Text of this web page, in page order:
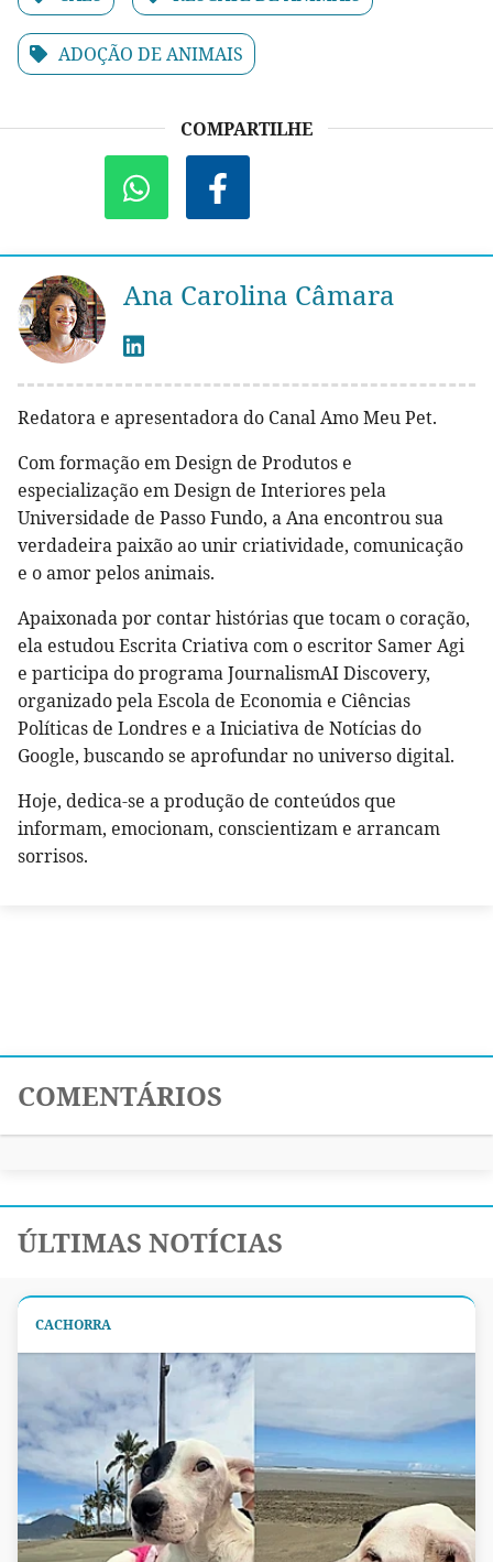
ADOÇÃO DE ANIMAIS
COMPARTILHE
Ana Carolina Câmara
Redatora e apresentadora do Canal Amo Meu Pet.
Com formação em Design de Produtos e
especialização em Design de Interiores pela
Universidade de Passo Fundo, a Ana encontrou sua
verdadeira paixão ao unir criatividade, comunicação
e o amor pelos animais.
Apaixonada por contar histórias que tocam o coração,
ela estudou Escrita Criativa com o escritor Samer Agi
e participa do programa JournalismAI Discovery,
organizado pela Escola de Economia e Ciências
Políticas de Londres e a Iniciativa de Notícias do
Google, buscando se aprofundar no universo digital.
Hoje, dedica-se a produção de conteúdos que
informam, emocionam, conscientizam e arrancam
sorrisos.
COMENTÁRIOS
ÚLTIMAS NOTÍCIAS
CACHORRA